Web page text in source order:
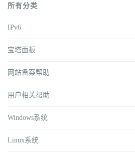
所有分类
IPv6
宝塔面板
网站备案帮助
用户相关帮助
Windows系统
Linux系统